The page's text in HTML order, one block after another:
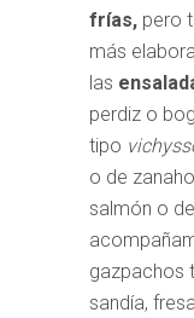
frías, pero
más
las
perdiz o
tipo
o de
salmón o
gazpachos
sandía,